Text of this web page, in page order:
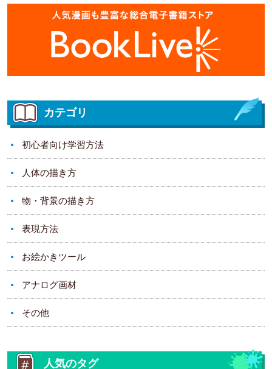
カテゴリ
初心者向け学習方法
人体の描き方
物・背景の描き方
表現方法
お絵かきツール
アナログ画材
その他
人気のタグ